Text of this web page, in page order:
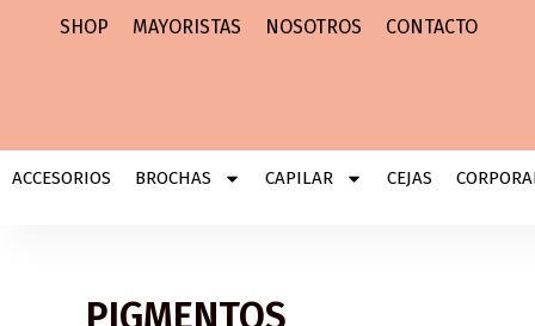
SHOP MAYORISTAS NOSOTROS CONTACTO
ACCESORIOS BROCHAS CAPILAR CEJAS
PIGMENTOS